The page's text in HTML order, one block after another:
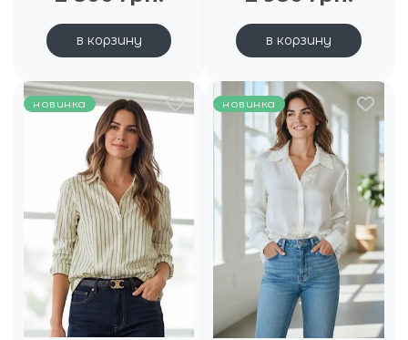
в корзину в корзину
новинка новинка